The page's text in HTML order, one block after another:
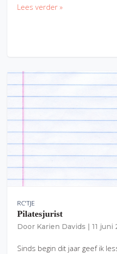
Lees verder »
RC'TJE
Pilatesjurist
Door Karien Davids 11 juni
Sinds begin dit jaar geef ik